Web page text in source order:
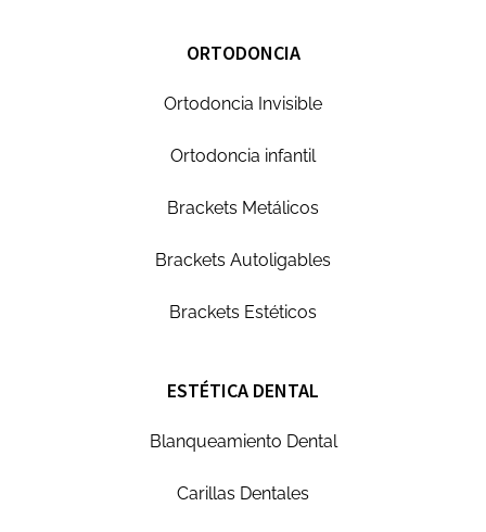
ORTODONCIA
Ortodoncia Invisible
Ortodoncia infantil
Brackets Metálicos
Brackets Autoligables
Brackets Estéticos
ESTÉTICA DENTAL
Blanqueamiento Dental
Carillas Dentales